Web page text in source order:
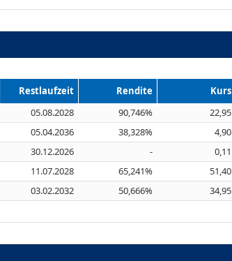
Restlaufzeit Rendite Kurs
05.08.2028 90,746% 22,95
05.04.2036 38,328% 4,90
30.12.2026 - 0,11
11.07.2028 65,241% 51,40
03.02.2032 50,666% 34,95